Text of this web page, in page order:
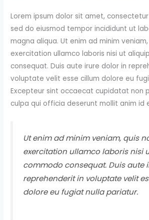
Lorem ipsum dolor sit amet,
sed do eiusmod tempor incididunt ut
magna aliqua. Ut enim ad minim
exercitation ullamco laboris nisi ut
consequat. Duis aute irure dolor in
voluptate velit esse cillum dolore eu
Excepteur sint occaecat cupidatat non
culpa qui officia deserunt mollit anim id
Ut enim ad minim veniam, quis
exercitation ullamco laboris nisi
commodo consequat. Duis aute
reprehenderit in voluptate velit
dolore eu fugiat nulla pariatur.